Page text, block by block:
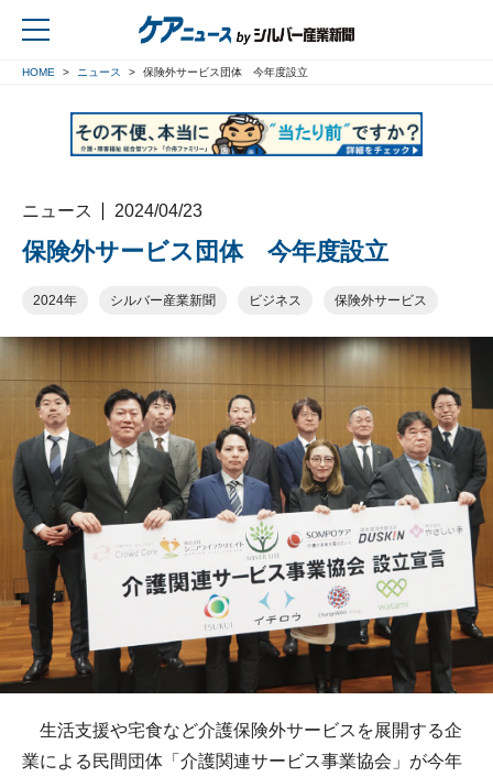
HOME ニュース 保険外サービス団体 今年度設立
ニュース 2024/04/23
保険外サービス団体 今年度設立
2024年 シルバー産業新聞 ビジネス 保険外サービス
生活支援や宅食など介護保険外サービスを展開する企
業による民間団体「介護関連サービス事業協会」が今年